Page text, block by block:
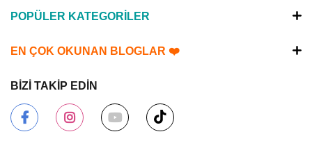
POPÜLER KATEGORİLER
EN ÇOK OKUNAN BLOGLAR ❤️
BİZİ TAKİP EDİN